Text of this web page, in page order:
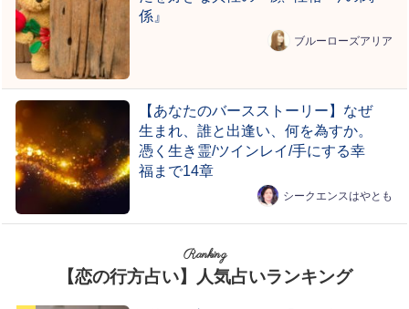
係』
ブルーローズアリア
【あなたのバースストーリー】なぜ
生まれ、誰と出逢い、何を為すか。
憑く生き霊/ツインレイ/手にする幸
福まで14章
シークエンスはやとも
Ranking
【恋の行方占い】人気占いランキング